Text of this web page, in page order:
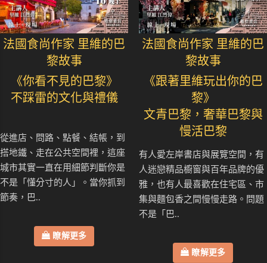
法國食尚作家 里維的巴
黎故事
《你看不見的巴黎》
不踩雷的文化與禮儀
從進店、問路、點餐、結帳，到
搭地鐵、走在公共空間裡，這座
城市其實一直在用細節判斷你是
不是「懂分寸的人」。當你抓到
節奏，巴..
瞭解更多
法國食尚作家 里維的巴
黎故事
《跟著里維玩出你的巴
黎》
文青巴黎，奢華巴黎與
慢活巴黎
有人愛左岸書店與展覽空間，有
人迷戀精品櫥窗與百年品牌的優
雅，也有人最喜歡在住宅區、市
集與麵包香之間慢慢走路。問題
不是「巴..
瞭解更多